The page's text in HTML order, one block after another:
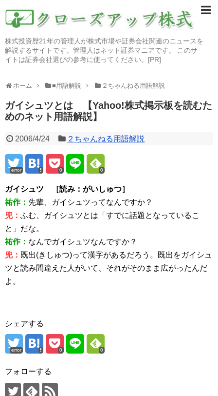
株式投資歴21年の管理人が株式市場や証券会社関連のニュースを
解説するサイトです。管理人はネット証券マニアです。 このサ
イトは証券会社選びの参考に使ってください。[PR]
ホーム ■用語解説 ２ちゃんねる用語解説
ガイシュツとは 【Yahoo!株式掲示板を読むた
めのネット用語解説】
2006/4/24 ２ちゃんねる用語解説
error 0 0
ガイシュツ ［読み：がいしゅつ］
祐作： 先輩、ガイシュツってなんですか？
兜： ふむ、ガイシュツとは「すでに話題となっているこ
と」だな。
祐作： なんでガイシュツなんですか？
兜： 既出(きしゅつ)って漢字があるだろう。既出をガイシュ
ツと読み間違えた人がいて、それがそのまま広がったんだ
よ。
シェアする
error 0 0
フォローする